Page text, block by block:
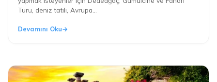
Turu, deniz tatili, Avrupa...
Devamını Oku